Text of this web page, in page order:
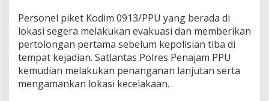
Personel piket Kodim 0913/PPU yang berada di
lokasi segera melakukan evakuasi dan memberikan
pertolongan pertama sebelum kepolisian tiba di
tempat kejadian. Satlantas Polres Penajam PPU
kemudian melakukan penanganan lanjutan serta
mengamankan lokasi kecelakaan.